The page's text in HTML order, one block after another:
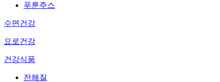
푸룬주스
수면건강
요로건강
건강식품
전해질